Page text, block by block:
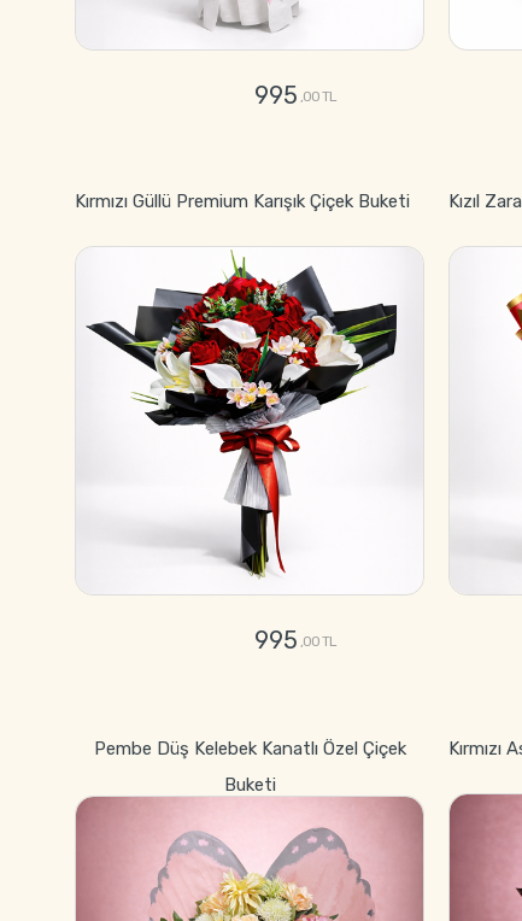
995 ,00 TL
Kırmızı Güllü Premium Karışık Çiçek Buketi
995 ,00 TL
Kızıl
Pembe Düş Kelebek Kanatlı Özel Çiçek
Buketi
Kırmızı